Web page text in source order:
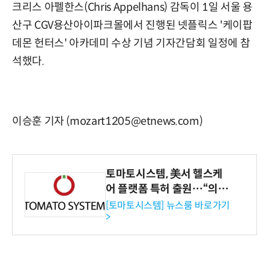
크리스 아펠한스(Chris Appelhans) 감독이 1일 서울 용
산구 CGV용산아이파크몰에서 진행된 넷플릭스 '케이팝
데몬 헌터스' 아카데미 수상 기념 기자간담회 일정에 참
석했다.
이승훈 기자 (mozart1205@etnews.com)
토마토시스템, 美서 헬스케
어 플랫폼 특허 출원…“의료
기관·보험사 공략”
[토마토시스템] 뉴스룸 바로가기
>